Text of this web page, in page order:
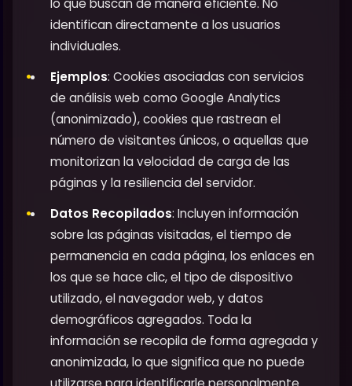
lo que buscan de manera eficiente. No
identifican directamente a los usuarios
individuales.
Ejemplos: Cookies asociadas con servicios
de análisis web como Google Analytics
(anonimizado), cookies que rastrean el
número de visitantes únicos, o aquellas que
monitorizan la velocidad de carga de las
páginas y la resiliencia del servidor.
Datos Recopilados: Incluyen información
sobre las páginas visitadas, el tiempo de
permanencia en cada página, los enlaces en
los que se hace clic, el tipo de dispositivo
utilizado, el navegador web, y datos
demográficos agregados. Toda la
información se recopila de forma agregada y
anonimizada, lo que significa que no puede